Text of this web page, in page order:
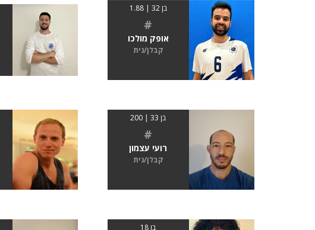
בן 32 | 1.88
#
אופק מולכו
קבלן/נית
בן 33 | 200
#
רועי עצמון
קבלן/נית
בן 18